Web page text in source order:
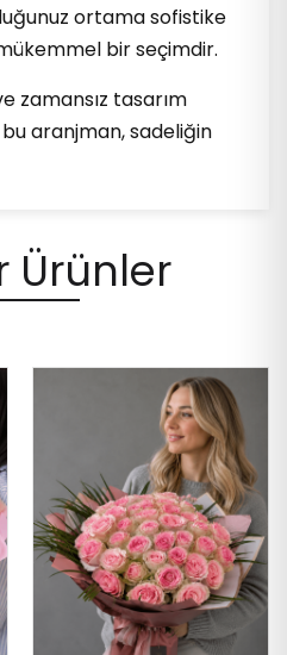
ortama sofistike
bir seçimdir.
zamansız tasarım
aranjman, sadeliğin
Ürünler